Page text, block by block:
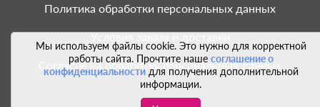
Мы используем файлы cookie. Это нужно для корректной
работы сайта. Прочтите наше соглашение о
конфиденциальностидля получения дополнительной
информации.
Политика обработки персональных данных
Условия заказа и доставки
Согласие на обработку персональных данных